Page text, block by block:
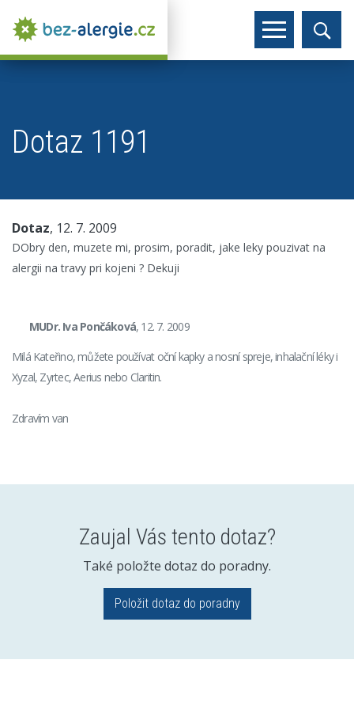
Dotaz 1191
Dotaz, 12. 7. 2009
DObry den, muzete mi, prosim, poradit, jake leky pouzivat na
alergii na travy pri kojeni ? Dekuji
MUDr. Iva Pončáková, 12. 7. 2009
Milá Kateřino, můžete používat oční kapky a nosní spreje, inhalační léky i
Xyzal, Zyrtec, Aerius nebo Claritin.
Zdravím van
Zaujal Vás tento dotaz?
Také položte dotaz do poradny.
Položit dotaz do poradny